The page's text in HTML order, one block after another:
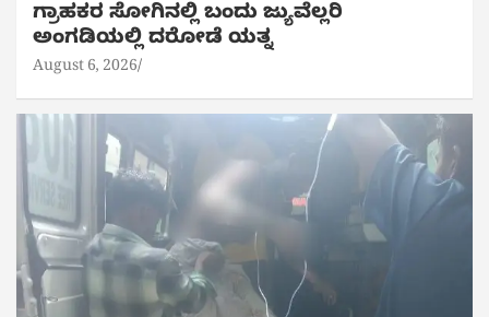
ಗ್ರಾಹಕರ ಸೋಗಿನಲ್ಲಿ ಬಂದು ಜ್ಯುವೆಲ್ಲರಿ
ಅಂಗಡಿಯಲ್ಲಿ ದರೋಡೆ ಯತ್ನ
August 6, 2026